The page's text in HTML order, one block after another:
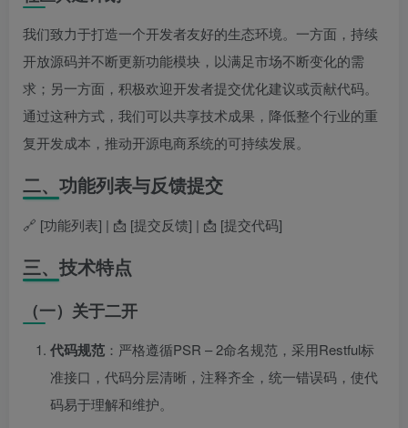
我们致力于打造一个开发者友好的生态环境。一方面，持续
开放源码并不断更新功能模块，以满足市场不断变化的需
求；另一方面，积极欢迎开发者提交优化建议或贡献代码。
通过这种方式，我们可以共享技术成果，降低整个行业的重
复开发成本，推动开源电商系统的可持续发展。
二、功能列表与反馈提交
🔗 [功能列表] | 📩 [提交反馈] | 📩 [提交代码]
三、技术特点
（一）关于二开
代码规范 ：严格遵循PSR – 2命名规范，采用Restful标
准接口，代码分层清晰，注释齐全，统一错误码，使代
码易于理解和维护。